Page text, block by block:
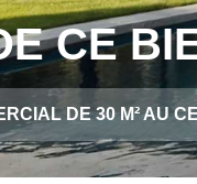
CE
DE 30 M² AU